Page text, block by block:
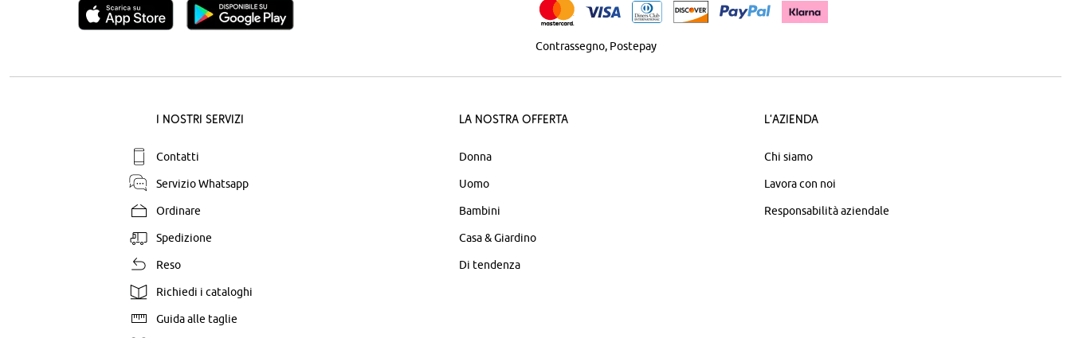
Contrassegno Postepay
I nostri servizi
Contatti
Servizio Whatsapp
Ordinare
Spedizione
Reso
Richiedi i cataloghi
Guida alle taglie
La nostra offerta
Donna
Uomo
Bambini
Casa & Giardino
Di tendenza
L'azienda
Chi siamo
Lavora con noi
Responsabilità aziendale